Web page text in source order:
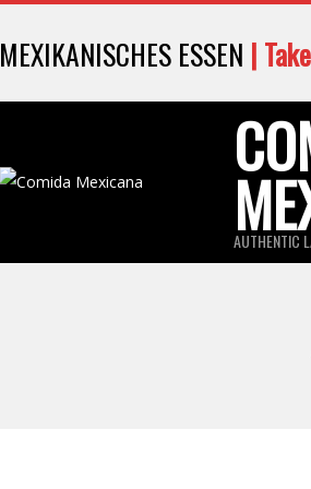
MEXIKANISCHES ESSEN |
AUTHENTIC